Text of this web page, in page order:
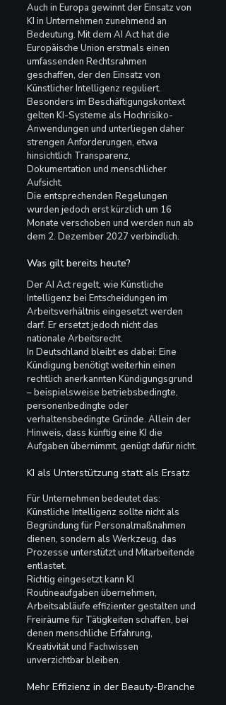
Auch in Europa gewinnt der Einsatz von
KI in Unternehmen zunehmend an
Bedeutung. Mit dem AI Act hat die
Europäische Union erstmals einen
umfassenden Rechtsrahmen
geschaffen, der den Einsatz von
Künstlicher Intelligenz reguliert.
Besonders im Beschäftigungskontext
gelten KI-Systeme als Hochrisiko-
Anwendungen und unterliegen daher
strengen Anforderungen, etwa
hinsichtlich Transparenz,
Dokumentation und menschlicher
Aufsicht.
Die entsprechenden Regelungen
wurden jedoch erst kürzlich um 16
Monate verschoben und werden nun ab
dem 2. Dezember 2027 verbindlich.
Was gilt bereits heute?
Der AI Act regelt, wie Künstliche
Intelligenz bei Entscheidungen im
Arbeitsverhältnis eingesetzt werden
darf. Er ersetzt jedoch nicht das
nationale Arbeitsrecht.
In Deutschland bleibt es dabei: Eine
Kündigung benötigt weiterhin einen
rechtlich anerkannten Kündigungsgrund
– beispielsweise betriebsbedingte,
personenbedingte oder
verhaltensbedingte Gründe. Allein der
Hinweis, dass künftig eine KI die
Aufgaben übernimmt, genügt dafür nicht.
KI als Unterstützung statt als Ersatz
Für Unternehmen bedeutet das:
Künstliche Intelligenz sollte nicht als
Begründung für Personalmaßnahmen
dienen, sondern als Werkzeug, das
Prozesse unterstützt und Mitarbeitende
entlastet.
Richtig eingesetzt kann KI
Routineaufgaben übernehmen,
Arbeitsabläufe effizienter gestalten und
Freiräume für Tätigkeiten schaffen, bei
denen menschliche Erfahrung,
Kreativität und Fachwissen
unverzichtbar bleiben.
Mehr Effizienz in der Beauty-Branche